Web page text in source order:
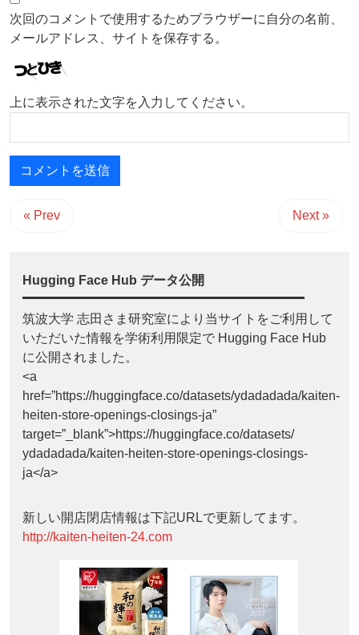
次回のコメントで使用するためブラウザーに自分の名前、
メールアドレス、サイトを保存する。
上に表示された文字を入力してください。
« Prev Next »
Hugging Face Hub データ公開
筑波大学 志田さま研究室により当サイトをご利用して
いただいた情報を学術利用限定で Hugging Face Hub
に公開されました。
<a
href=”https://huggingface.co/datasets/ydadadada/kaiten-
heiten-store-openings-closings-ja”
target=”_blank”>https://huggingface.co/datasets/
ydadadada/kaiten-heiten-store-openings-closings-
ja</a>
新しい開店閉店情報は下記URLで更新してます。
http://kaiten-heiten-24.com